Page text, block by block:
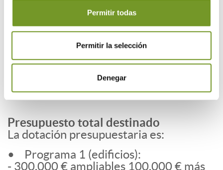
Permitir todas
Permitir la selección
Denegar
fecha y hora de la entrada del
expediente en el registro.
Las subvenciones son compatibles con
otras ayudas para la misma finalidad. No
obstante, el importe de éstas en ningún
Presupuesto total destinado
La dotación presupuestaria es:
• Programa 1 (edificios):
- 300.000 € ampliables 100.000 € más